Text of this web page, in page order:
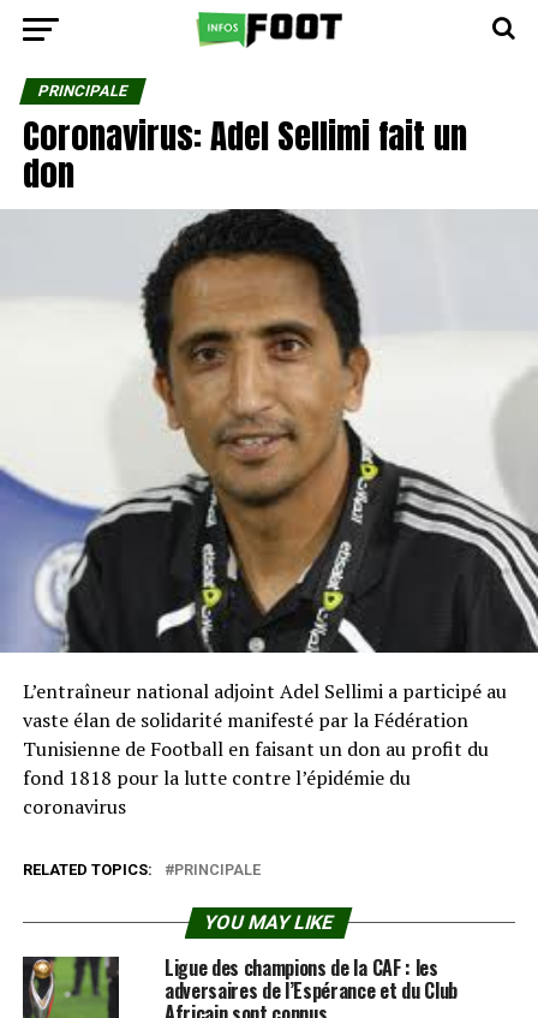
PRINCIPALE
Coronavirus: Adel Sellimi fait un
don
L’entraîneur national adjoint Adel Sellimi a participé au
vaste élan de solidarité manifesté par la Fédération
Tunisienne de Football en faisant un don au profit du
fond 1818 pour la lutte contre l’épidémie du
coronavirus
RELATED TOPICS: PRINCIPALE
YOU MAY LIKE
Ligue des champions de la CAF : les
adversaires de l’Espérance et du Club